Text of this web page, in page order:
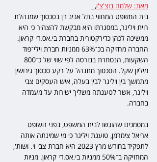
מאת: שלמה בוצ'צ'ו,
בית המשפט המחוזי בתל אביב דן בסכסוך שמנהלת
רוית ויליגר, במסגרתו היא מבקשת להצהיר כי היא
ממשיכה לכהן כדירקטורית בחברת בי.אס.די קראון.
החברה מחזיקה בכ־63% ממניות חברת וילי־פוד
מיליון שקל. הסכסוך מתנהל על רקע סכסוך גירושין
מתמשך בין ויליגר לבין בעלה, איש העסקים צבי
ויליגר, אשר לטענתה משליך ישירות על מעמדה
בחברה.
במסמכים שהוגשו לבית המשפט, בפני השופט
אריאל צימרמן, טוענת ויליגר כי מי שמינתה אותה
לתפקיד בחודש מרץ 2023 היא חברת צבי וי. ושות',
המחזיקה ב־50% ממניות בי.אס.די קראון. מניות